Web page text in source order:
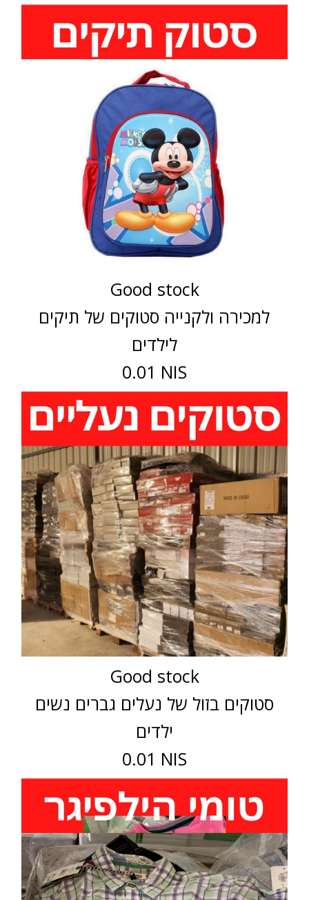
Good stock
למכירה ולקנייה סטוקים של תיקים
לילדים
0.01 NIS
Good stock
סטוקים בזול של נעלים גברים נשים
ילדים
0.01 NIS